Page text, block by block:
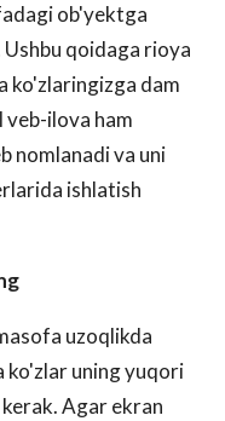
ob'yektga
qoidaga rioya
ko'zlaringizga dam
veb-ilova ham
nomlanadi va uni
ishlatish
uzoqlikda
ko'zlar uning yuqori
Agar ekran